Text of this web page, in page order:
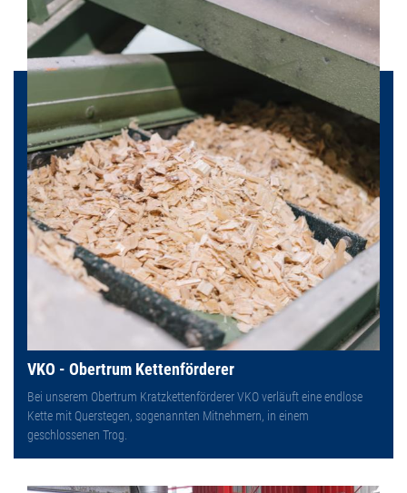
VKO - Obertrum Kettenförderer
Bei unserem Obertrum Kratzkettenförderer VKO verläuft eine endlose
Kette mit Querstegen, sogenannten Mitnehmern, in einem
geschlossenen Trog.